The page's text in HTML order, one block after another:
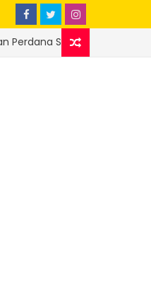
Gakkum ESDM Setor Rp